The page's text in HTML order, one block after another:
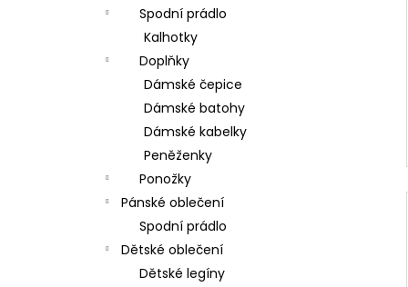
Spodní prádlo
Kalhotky
Doplňky
Dámské čepice
Dámské batohy
Dámské kabelky
Peněženky
Ponožky
Pánské oblečení
Spodní prádlo
Dětské oblečení
Dětské legíny